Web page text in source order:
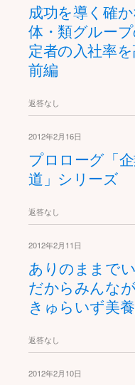
成功を導く確
体・類グルー
定者の入社率
前編
返答なし
2012年2月16日
プロローグ「
道」シリーズ
返答なし
2012年2月11日
ありのままで
だからみんな
きゅらいず美
返答なし
2012年2月10日